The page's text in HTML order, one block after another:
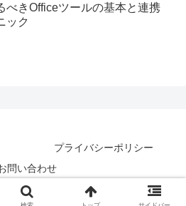
べきOfficeツールの基本と連携
ック
プライバシーポリシー
問い合わせ
テク All Rights Reserved.